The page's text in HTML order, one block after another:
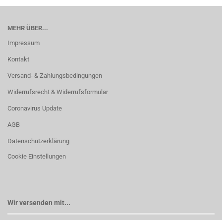
MEHR ÜBER...
Impressum
Kontakt
Versand- & Zahlungsbedingungen
Widerrufsrecht & Widerrufsformular
Coronavirus Update
AGB
Datenschutzerklärung
Cookie Einstellungen
Wir versenden mit...